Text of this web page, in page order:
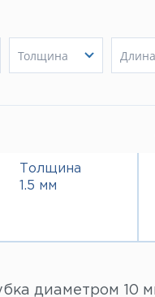
Толщина
Длина
Толщина
1.5 мм
диаметром 10